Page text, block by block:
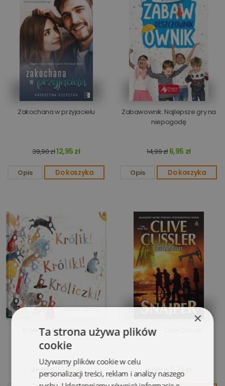
Zakochana w przyjacielu
39,90 zł12,95 zł
Opis Do koszyka
Zabawownik. Najlepsze gry na
niepogodę
14,99 zł 6,95 zł
Opis Do koszyka
Królik! Króliki! Króliczki!
34,80 zł 23,95 zł
Snajper - Clive Cussler
47,80 zł
×
Ta strona używa plików
cookie
Używamy plików cookie w celu
personalizacji treści, reklam i analizy naszego